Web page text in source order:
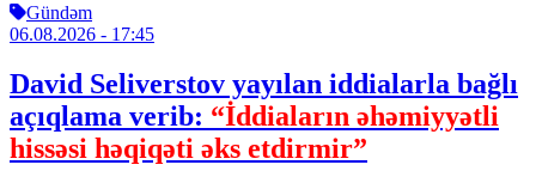
Gündəm
06.08.2026 - 17:45
David Seliverstov yayılan iddialarla bağlı
açıqlama verib: “İddiaların əhəmiyyətli
hissəsi həqiqəti əks etdirmir”